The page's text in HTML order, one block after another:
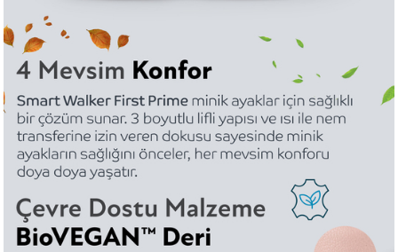
Smart Walker First Prime
'ın kolay temizlenebilir
ve yıkanabilir süper mat yüzeyi, ayakkabıların
temiz ve bakımlı tutulmasını kolaylaştırıyor. İç
taban kısmı çıkarılarak yıkanabilir, bu da
ayakkabıların daha hijyenik ve uzun ömürlü
Smart Walker First Prime'da kullanılan
meteryaller değişkenlik gösterebilir.